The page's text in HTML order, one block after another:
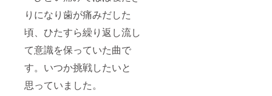
りになり歯が痛みだした
頃、ひたすら繰り返し流し
て意識を保っていた曲で
す。いつか挑戦したいと
思っていました。